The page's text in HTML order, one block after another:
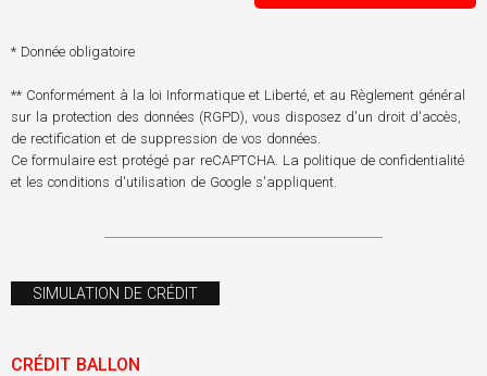
* Donnée obligatoire
** Conformément à la loi Informatique et Liberté, et au Règlement général
sur la protection des données (RGPD), vous disposez d'un droit d'accès,
de rectification et de suppression de vos données.
Ce formulaire est protégé par reCAPTCHA. La politique de confidentialité
et les conditions d'utilisation de Google s'appliquent.
SIMULATION DE CRÉDIT
CRÉDIT BALLON